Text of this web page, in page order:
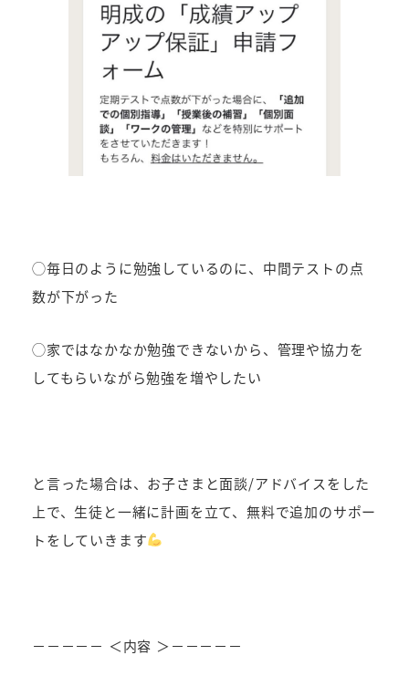
◯毎日のように勉強しているのに、中間テストの点
数が下がった
◯家ではなかなか勉強できないから、管理や協力を
してもらいながら勉強を増やしたい
と言った場合は、お子さまと面談/アドバイスをした
上で、生徒と一緒に計画を立て、無料で追加のサポー
トをしていきます
－－－－－ ＜内容 ＞－－－－－